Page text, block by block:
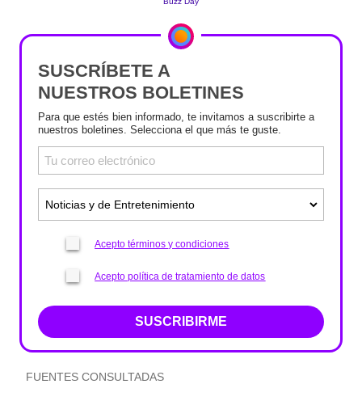
SUSCRÍBETE A
NUESTROS BOLETINES
Para que estés bien informado, te invitamos a suscribirte a
nuestros boletines. Selecciona el que más te guste.
Acepto términos y condiciones
Acepto política de tratamiento de datos
SUSCRIBIRME
FUENTES CONSULTADAS